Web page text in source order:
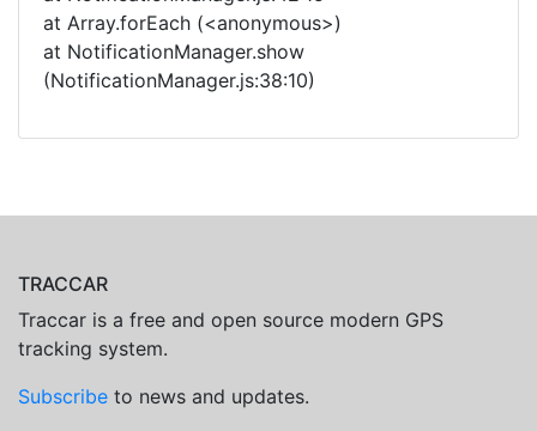
at Array.forEach (<anonymous>)
at NotificationManager.show
(NotificationManager.js:38:10)
TRACCAR
Traccar is a free and open source modern GPS
tracking system.
Subscribe to news and updates.